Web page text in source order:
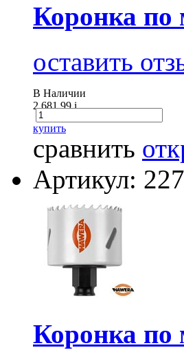
Коронка по
оставить
В Наличии
2 681.99i
купить
сравнить
Артикул:
Коронка по